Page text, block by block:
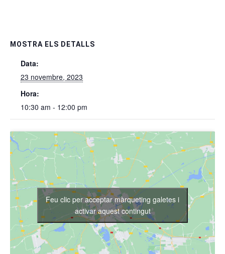
MOSTRA ELS DETALLS
Data:
23 novembre, 2023
Hora:
10:30 am - 12:00 pm
Feu clic per acceptar màrqueting galetes i
activar aquest contingut